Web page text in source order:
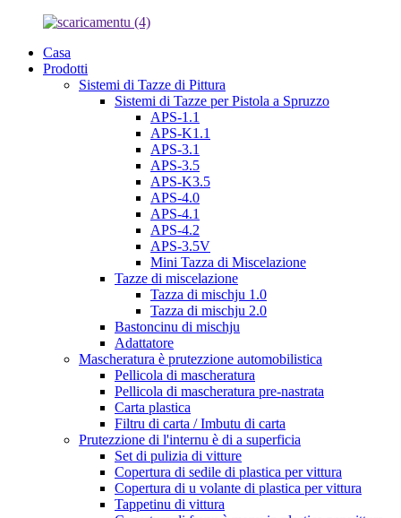
Casa
Prodotti
Sistemi di Tazze di Pittura
Sistemi di Tazze per Pistola a Spruzzo
APS-1.1
APS-K1.1
APS-3.1
APS-3.5
APS-K3.5
APS-4.0
APS-4.1
APS-4.2
APS-3.5V
Mini Tazza di Miscelazione
Tazze di miscelazione
Tazza di mischju 1.0
Tazza di mischju 2.0
Bastoncinu di mischju
Adattatore
Mascheratura è prutezzione automobilistica
Pellicola di mascheratura
Pellicola di mascheratura pre-nastrata
Carta plastica
Filtru di carta / Imbutu di carta
Prutezzione di l'internu è di a superficia
Set di pulizia di vitture
Copertura di sedile di plastica per vittura
Copertura di u volante di plastica per vittura
Tappetinu di vittura